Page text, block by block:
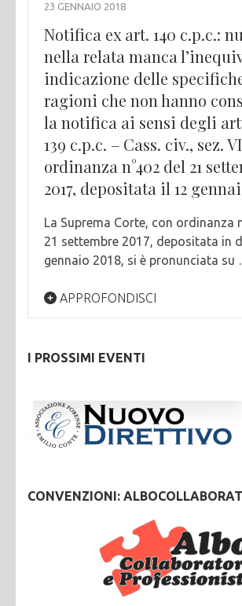
23 GENNAIO 2018
Notifica ex art. 140 c.p.c.:
nella relata manca
indicazione delle
ragioni che non hanno
la notifica ai sensi degli
139 c.p.c. – Cass. civ., sez.
ordinanza n°402 del 21
2017, depositata il 12
La Suprema Corte, con ordinanza
21 settembre 2017, depositata in
gennaio 2018, si è pronunciata su
APPROFONDISCI
I PROSSIMI EVENTI
CONVENZIONI: